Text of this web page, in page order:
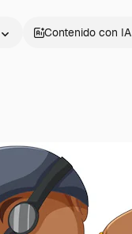
Contenido con IA